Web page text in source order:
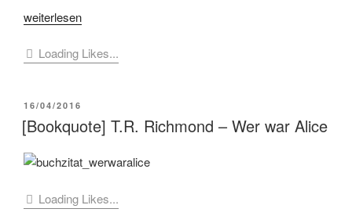
„[Kurz
Zwei
Zwei
Meinungen
Literatur“
weiterlesen
Loading Likes...
VERÖFFENTLICHT
AM
16/04/2016
[Bookquote] T.R. Richmond – Wer war Alice
Loading Likes...